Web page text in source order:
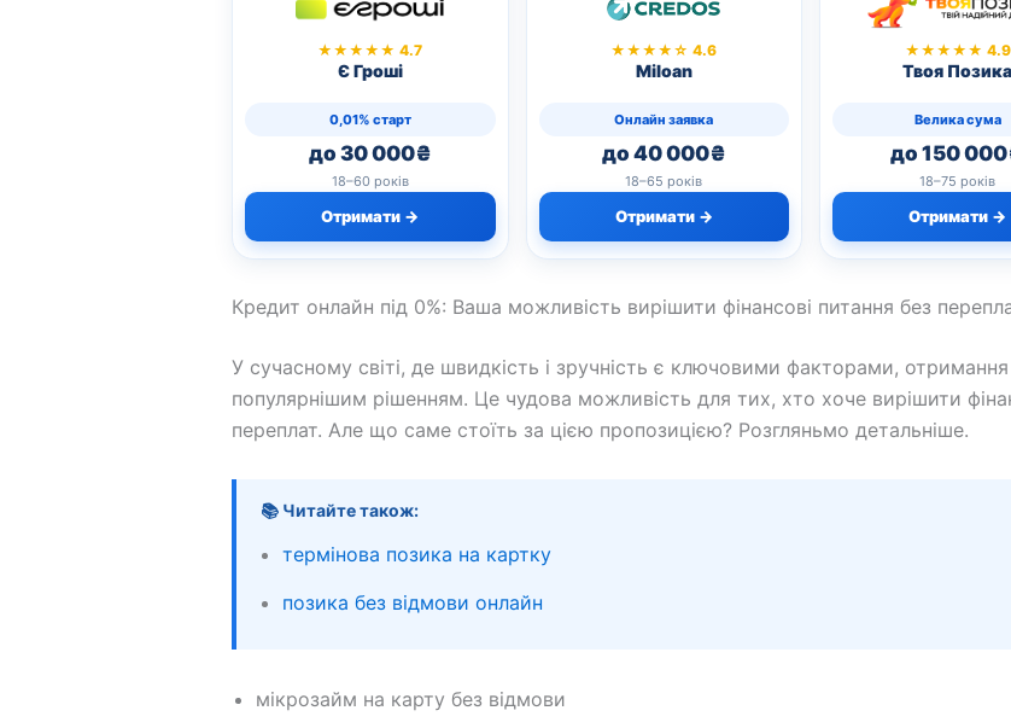
★★★★★ 4.7
Є Гроші
0,01% старт
до 30 000₴
18–60 років
Отримати →
★★★★☆ 4.6
Miloan
Онлайн заявка
до 40 000₴
18–65 років
Отримати →
★★★★★ 4.9
Твоя Позика
Велика сума
до 150
18–75 років
Отримати →
Кредит онлайн під 0%: Ваша можливість вирішити фінансові питання без
У сучасному світі, де швидкість і зручність є ключовими факторами,
популярнішим рішенням. Це чудова можливість для тих, хто хоче вирішити
переплат. Але що саме стоїть за цією пропозицією? Розгляньмо детальніше.
📚 Читайте також:
термінова позика на картку
позика без відмови онлайн
мікрозайм на карту без відмови